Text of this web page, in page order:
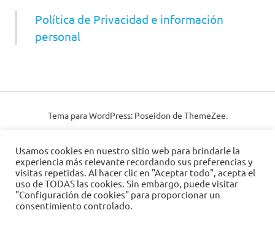
Política de Privacidad e información
personal
Tema para WordPress: Poseidon de ThemeZee.
Usamos cookies en nuestro sitio web para brindarle la
experiencia más relevante recordando sus preferencias y
visitas repetidas. Al hacer clic en "Aceptar todo", acepta el
uso de TODAS las cookies. Sin embargo, puede visitar
"Configuración de cookies" para proporcionar un
consentimiento controlado.